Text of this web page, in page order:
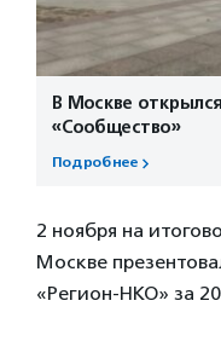
В Москве
«Сообщество»
Подробнее
2 ноября на
Москве
«Регион-НКО» за